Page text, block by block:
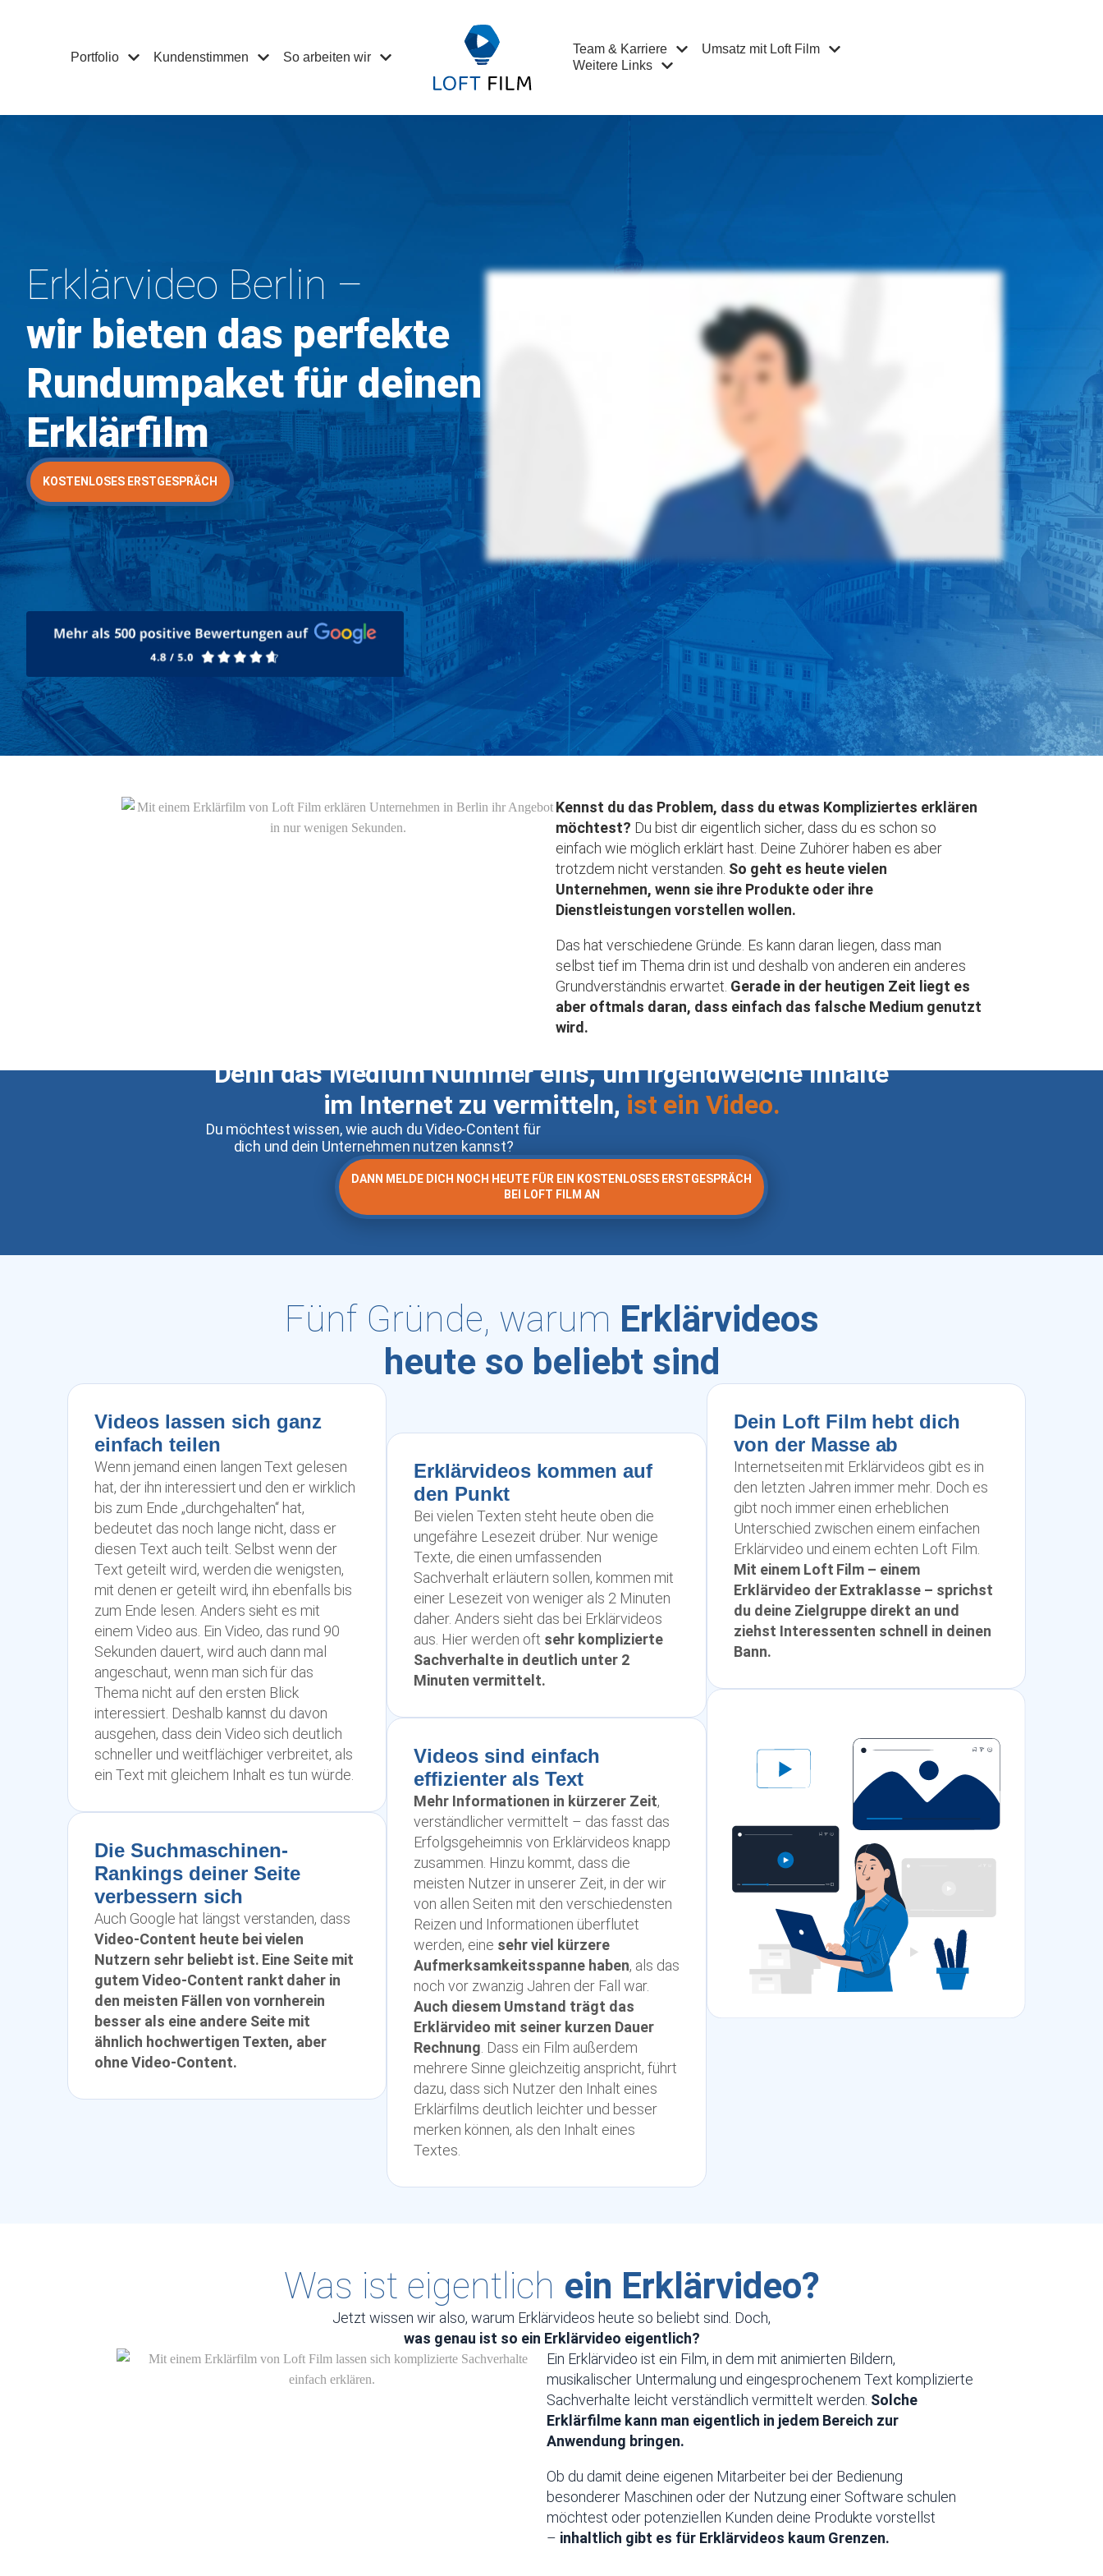
Portfolio Kundenstimmen So arbeiten wir
Team & Karriere
Umsatz mit Loft Film
Weitere Links
Erklärvideo Berlin –
wir bieten das perfekte
Rundumpaket für deinen
Erklärfilm
KOSTENLOSES ERSTGESPRÄCH
Kennst du das Problem, dass du etwas Kompliziertes erklären
möchtest? Du bist dir eigentlich sicher, dass du es schon so
einfach wie möglich erklärt hast. Deine Zuhörer haben es aber
trotzdem nicht verstanden. So geht es heute vielen
Unternehmen, wenn sie ihre Produkte oder ihre
Dienstleistungen vorstellen wollen.
Das hat verschiedene Gründe. Es kann daran liegen, dass man
selbst tief im Thema drin ist und deshalb von anderen ein anderes
Grundverständnis erwartet. Gerade in der heutigen Zeit liegt es
aber oftmals daran, dass einfach das falsche Medium genutzt
wird.
Denn das Medium Nummer eins, um irgendwelche Inhalte
im Internet zu vermitteln, ist ein Video.
Du möchtest wissen, wie auch du Video-Content für
dich und dein Unternehmen nutzen kannst?
DANN MELDE DICH NOCH HEUTE FÜR EIN KOSTENLOSES ERSTGESPRÄCH
BEI LOFT FILM AN
Fünf Gründe, warum Erklärvideos
heute so beliebt sind
Videos lassen sich ganz
einfach teilen
Wenn jemand einen langen Text gelesen
hat, der ihn interessiert und den er wirklich
bis zum Ende „durchgehalten“ hat,
bedeutet das noch lange nicht, dass er
diesen Text auch teilt. Selbst wenn der
Text geteilt wird, werden die wenigsten,
mit denen er geteilt wird, ihn ebenfalls bis
zum Ende lesen. Anders sieht es mit
einem Video aus. Ein Video, das rund 90
Sekunden dauert, wird auch dann mal
angeschaut, wenn man sich für das
Thema nicht auf den ersten Blick
interessiert. Deshalb kannst du davon
ausgehen, dass dein Video sich deutlich
schneller und weitflächiger verbreitet, als
ein Text mit gleichem Inhalt es tun würde.
Die Suchmaschinen-
Rankingsdeiner Seite
verbessern sich
Auch Google hat längst verstanden, dass
Video-Content heute bei vielen
Nutzern sehr beliebt ist. Eine Seite mit
gutem Video-Content rankt daher in
den meisten Fällen von vornherein
besser als eine andere Seite mit
ähnlich hochwertigen Texten, aber
ohne Video-Content.
Erklärvideos kommen auf
den Punkt
Bei vielen Texten steht heute oben die
ungefähre Lesezeit drüber. Nur wenige
Texte, die einen umfassenden
Sachverhalt erläutern sollen, kommen mit
einer Lesezeit von weniger als 2 Minuten
daher. Anders sieht das bei Erklärvideos
aus. Hier werden oft sehr komplizierte
Sachverhalte in deutlich unter 2
Minuten vermittelt.
Videos sind einfach
effizienter als Text
Mehr Informationen in kürzerer Zeit,
verständlicher vermittelt – das fasst das
Erfolgsgeheimnis von Erklärvideos knapp
zusammen. Hinzu kommt, dass die
meisten Nutzer in unserer Zeit, in der wir
von allen Seiten mit den verschiedensten
Reizen und Informationen überflutet
werden, eine sehr viel kürzere
Aufmerksamkeitsspanne haben, als das
noch vor zwanzig Jahren der Fall war.
Auch diesem Umstand trägt das
Erklärvideo mit seiner kurzen Dauer
Rechnung . Dass ein Film außerdem
mehrere Sinne gleichzeitig anspricht, führt
dazu, dass sich Nutzer den Inhalt eines
Erklärfilms deutlich leichter und besser
merken können, als den Inhalt eines
Textes.
Dein Loft Film hebt dich
von der Masse ab
Internetseiten mit Erklärvideos gibt es in
den letzten Jahren immer mehr. Doch es
gibt noch immer einen erheblichen
Unterschied zwischen einem einfachen
Erklärvideo und einem echten Loft Film.
Mit einem Loft Film – einem
Erklärvideo der Extraklasse – sprichst
du deine Zielgruppe direkt an und
ziehst Interessenten schnell in deinen
Bann.
Was ist eigentlich ein Erklärvideo?
Jetzt wissen wir also, warum Erklärvideos heute so beliebt sind. Doch,
was genau ist so ein Erklärvideo eigentlich?
Ein Erklärvideo ist ein Film, in dem mit animierten Bildern,
musikalischer Untermalung und eingesprochenem Text komplizierte
Sachverhalte leicht verständlich vermittelt werden. Solche
Erklärfilme kann man eigentlich in jedem Bereich zur
Anwendung bringen.
Ob du damit deine eigenen Mitarbeiter bei der Bedienung
besonderer Maschinen oder der Nutzung einer Software schulen
möchtest oder potenziellen Kunden deine Produkte vorstellst
– inhaltlich gibt es für Erklärvideos kaum Grenzen.